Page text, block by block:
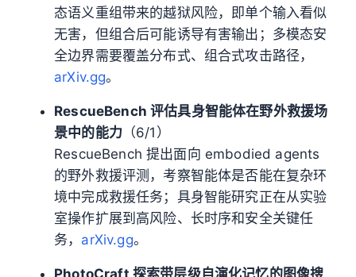
态语义重组带来的越狱风险，即单个输入看似
无害，但组合后可能诱导有害输出；多模态安
全边界需要覆盖分布式、组合式攻击路径，
arXiv.gg。
RescueBench 评估具身智能体在野外救援场
景中的能力 （6/1）
RescueBench 提出面向 embodied agents
的野外救援评测，考察智能体是否能在复杂环
境中完成救援任务；具身智能研究正在从实验
室操作扩展到高风险、长时序和安全关键任
务， arXiv.gg。
PhotoCraft 探索带层级自演化记忆的图像搜